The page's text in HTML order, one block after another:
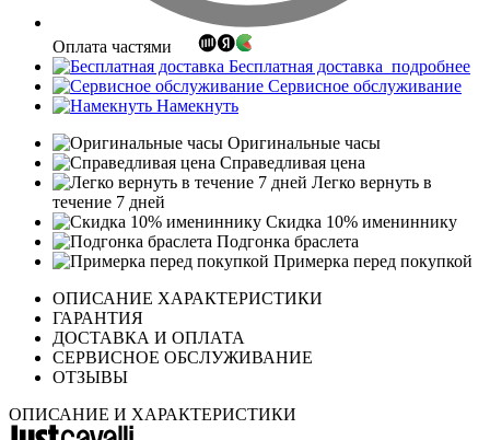
Оплата частями
Бесплатная доставка подробнее
Сервисное обслуживание
Намекнуть
Оригинальные часы
Справедливая цена
Легко вернуть в
течение 7 дней
Скидка 10% имениннику
Подгонка браслета
Примерка перед покупкой
ОПИСАНИЕ ХАРАКТЕРИСТИКИ
ГАРАНТИЯ
ДОСТАВКА И ОПЛАТА
СЕРВИСНОЕ ОБСЛУЖИВАНИЕ
ОТЗЫВЫ
ОПИСАНИЕ И ХАРАКТЕРИСТИКИ